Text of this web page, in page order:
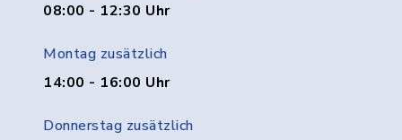
08:00 - 12:30 Uhr
Montag zusätzlich
14:00 - 16:00 Uhr
Donnerstag zusätzlich